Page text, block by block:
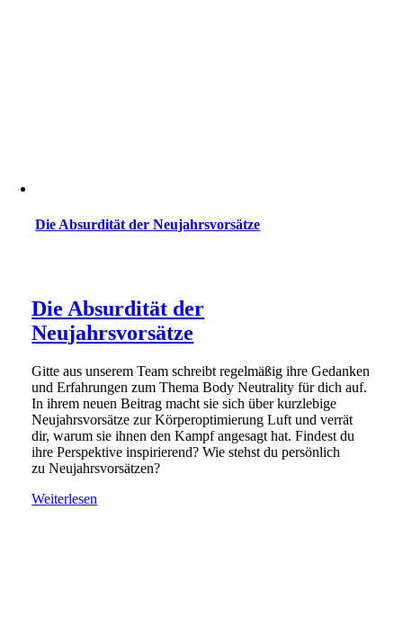
Die Absurdität der Neujahrsvorsätze
Die Absurdität der
Neujahrsvorsätze
Gitte aus unserem Team schreibt regelmäßig ihre Gedanken
und Erfahrungen zum Thema Body Neutrality für dich auf.
In ihrem neuen Beitrag macht sie sich über kurzlebige
Neujahrsvorsätze zur Körperoptimierung Luft und verrät
dir, warum sie ihnen den Kampf angesagt hat. Findest du
ihre Perspektive inspirierend? Wie stehst du persönlich
zu Neujahrsvorsätzen?
Weiterlesen